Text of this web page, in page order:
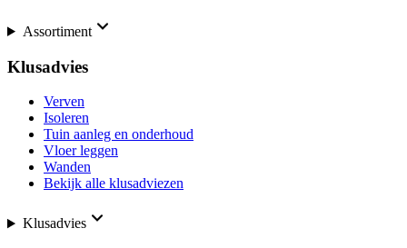
Assortiment
Klusadvies
Verven
Isoleren
Tuin aanleg en onderhoud
Vloer leggen
Wanden
Bekijk alle klusadviezen
Klusadvies